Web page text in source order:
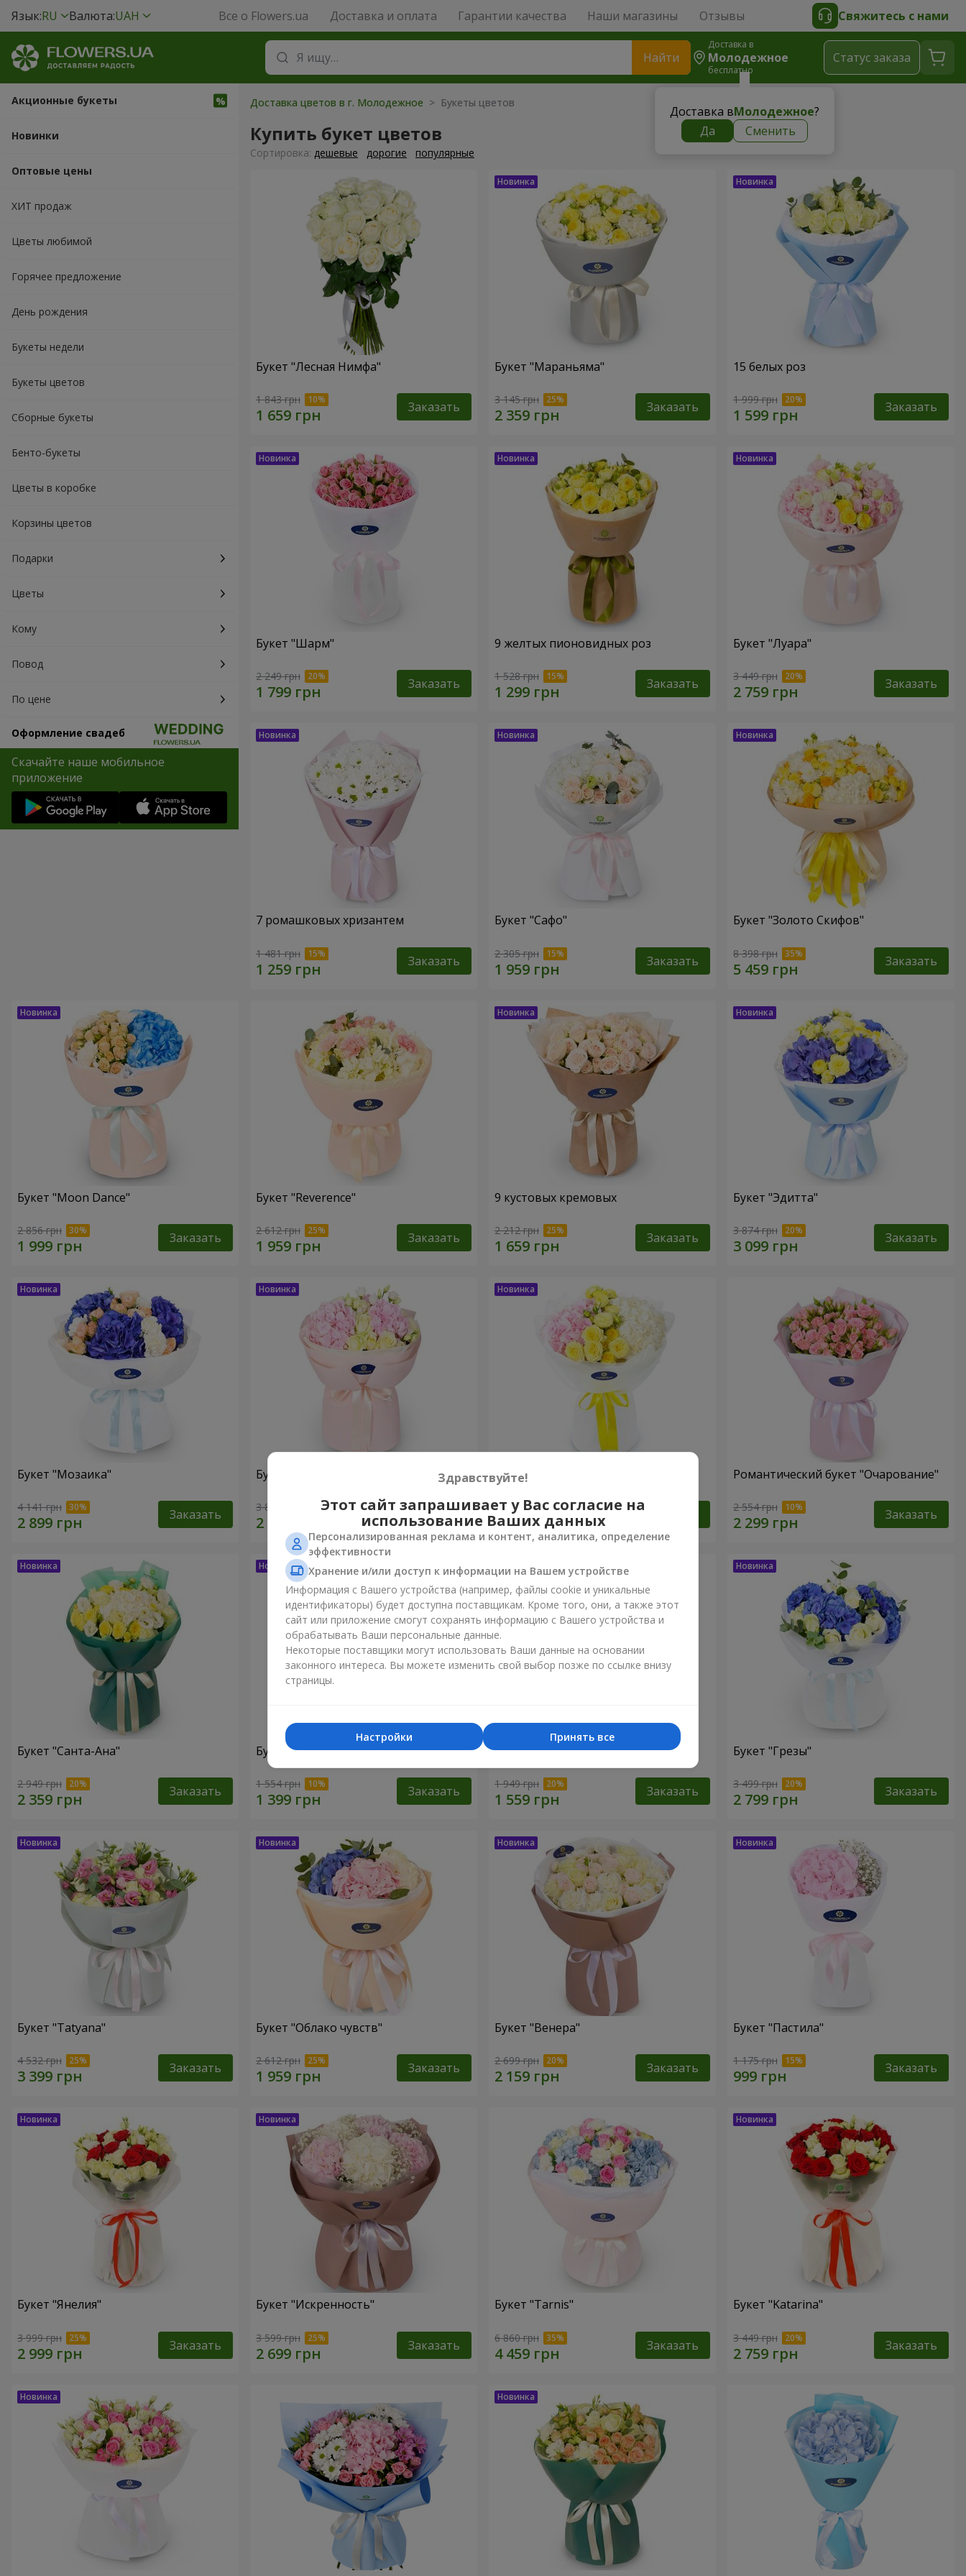
Язык:RU Валюта:UAH Все о Flowers.ua Доставка и оплата Гарантии качества Наши магазины Отзывы Свяжитесь с нами
Найти
Доставка в
Молодежное
бесплатно
Доставка вМолодежное?
Да
Сменить
Cтатус заказа
Акционные букеты
Новинки
Оптовые цены
ХИТ продаж
Цветы любимой
Горячее предложение
День рождения
Букеты недели
Букеты цветов
Сборные букеты
Бенто-букеты
Цветы в коробке
Корзины цветов
Подарки
Цветы
Кому
Повод
По цене
Оформление свадеб
Скачайте наше мобильное
приложение
Доставка цветов в г. Молодежное > Букеты цветов
Купить букет цветов
Cортировка: дешевые дорогие популярные
Букет "Лесная Нимфа"
1 843 грн Заказать
Букет "Мараньяма"
3 145 грн Заказать
15 белых роз
1 999 грн Заказать
Букет "Шарм"
2 249 грн Заказать
9 желтых пионовидных роз
1 528 грн Заказать
Букет "Луара"
3 449 грн Заказать
7 ромашковых хризантем
1 481 грн Заказать
Букет "Сафо"
2 305 грн Заказать
Букет "Золото Скифов"
8 398 грн Заказать
Букет "Moon Dance"
2 856 грн Заказать
Букет "Reverence"
2 612 грн Заказать
9 кустовых кремовых
2 212 грн Заказать
Букет "Эдитта"
3 874 грн Заказать
Букет "Мозаика"
4 141 грн Заказать
Букет "Эфира"
3 812 грн Заказать
Букет "Монтана"
2 284 грн
Романтический букет "Очарование"
2 554 грн Заказать
Букет "Санта-Ана"
2 949 грн Заказать
Букет "Персеида"
1 554 грн Заказать
15 желтых пионовидных роз
1 949 грн Заказать
Букет "Грезы"
3 499 грн Заказать
Букет "Tatyana"
4 532 грн Заказать
Букет "Облако чувств"
2 612 грн Заказать
Букет "Венера"
2 699 грн Заказать
Букет "Пастила"
1 175 грн Заказать
Букет "Янелия"
3 999 грн Заказать
Букет "Искренность"
3 599 грн Заказать
Букет "Tarnis"
6 860 грн Заказать
Букет "Katarina"
3 449 грн Заказать
Здравствуйте!
Этот сайт запрашивает у Вас согласие на
использование Ваших данных
Персонализированная реклама и контент, аналитика, определение
эффективности
Хранение и/или доступ к информации на Вашем устройстве
Информация с Вашего устройства (например, файлы cookie и уникальные
идентификаторы) будет доступна поставщикам. Кроме того, они, а также этот
сайт или приложение смогут сохранять информацию с Вашего устройства и
обрабатывать Ваши персональные данные.
Некоторые поставщики могут использовать Ваши данные на основании
законного интереса. Вы можете изменить свой выбор позже по ссылке внизу
страницы.
Принять все
Настройки